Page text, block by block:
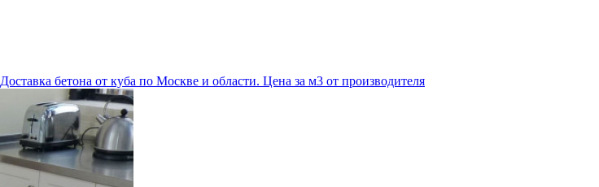
Доставка бетона от куба по Москве и области. Цена за м3 от производителя